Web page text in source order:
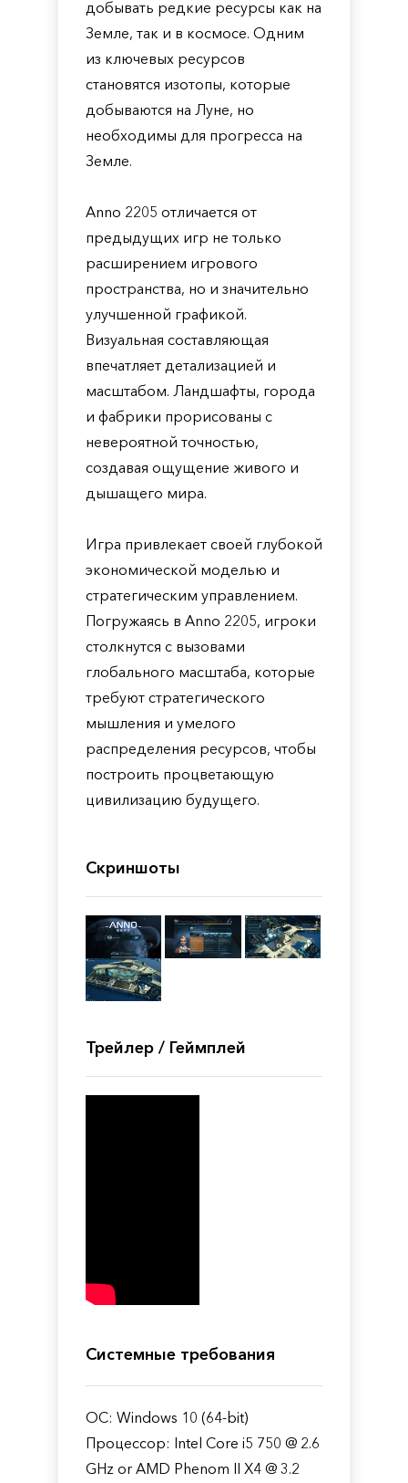
добывать редкие ресурсы как на
Земле, так и в космосе. Одним
из ключевых ресурсов
становятся изотопы, которые
добываются на Луне, но
необходимы для прогресса на
Земле.
Anno 2205 отличается от
предыдущих игр не только
расширением игрового
пространства, но и значительно
улучшенной графикой.
Визуальная составляющая
впечатляет детализацией и
масштабом. Ландшафты, города
и фабрики прорисованы с
невероятной точностью,
создавая ощущение живого и
дышащего мира.
Игра привлекает своей глубокой
экономической моделью и
стратегическим управлением.
Погружаясь в Anno 2205, игроки
столкнутся с вызовами
глобального масштаба, которые
требуют стратегического
мышления и умелого
распределения ресурсов, чтобы
построить процветающую
цивилизацию будущего.
Скриншоты
Трейлер / Геймплей
Системные требования
ОС: Windows 10 (64-bit)
Процессор: Intel Core i5 750 @ 2.6
GHz or AMD Phenom II X4 @ 3.2